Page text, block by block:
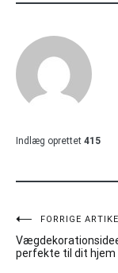
Indlæg oprettet 415
FORRIGE
perfekte til dit hjem